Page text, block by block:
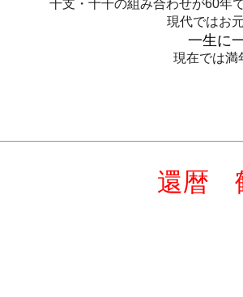
干支・十干の組み合わせが60年
現代ではお
一生に
現在では満
還暦